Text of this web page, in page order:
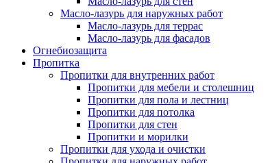
Масло-лазурь для наружных работ
Масло-лазурь для террас
Масло-лазурь для фасадов
Огнебиозащита
Пропитка
Пропитки для внутренних работ
Пропитки для мебели и столешниц
Пропитки для пола и лестниц
Пропитки для потолка
Пропитки для стен
Пропитки и морилки
Пропитки для ухода и очистки